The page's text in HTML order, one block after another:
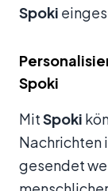
Spoki
Spoki
MitSpoki
Nachrichten
gesendet